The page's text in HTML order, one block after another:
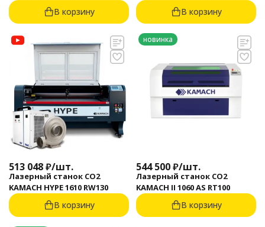
В корзину В корзину
513 048₽/шт.
Лазерный станок CO2
KAMACH HYPE 1610 RW130
В корзину
новинка
544 500₽/шт.
Лазерный станок CO2
KAMACH II 1060 AS RT100
В корзину